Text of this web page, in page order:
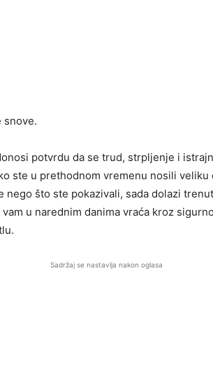
snove.
potvrdu da se trud, strpljenje i
ste u prethodnom vremenu nosili
što ste pokazivali, sada dolazi
u narednim danima vraća kroz
Sadržaj se nastavlja nakon oglasa